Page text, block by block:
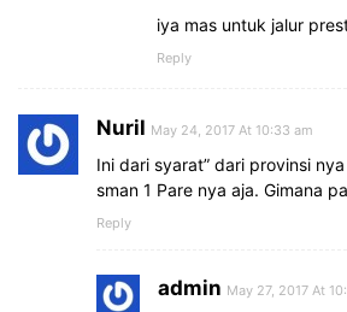
iya mas untuk jalur
Reply
Nuril May 24, 2017 At 10:33 am
Ini dari syarat” dari provinsi
sman 1 Pare nya aja. Gimana
Reply
admin May 27, 2017 At